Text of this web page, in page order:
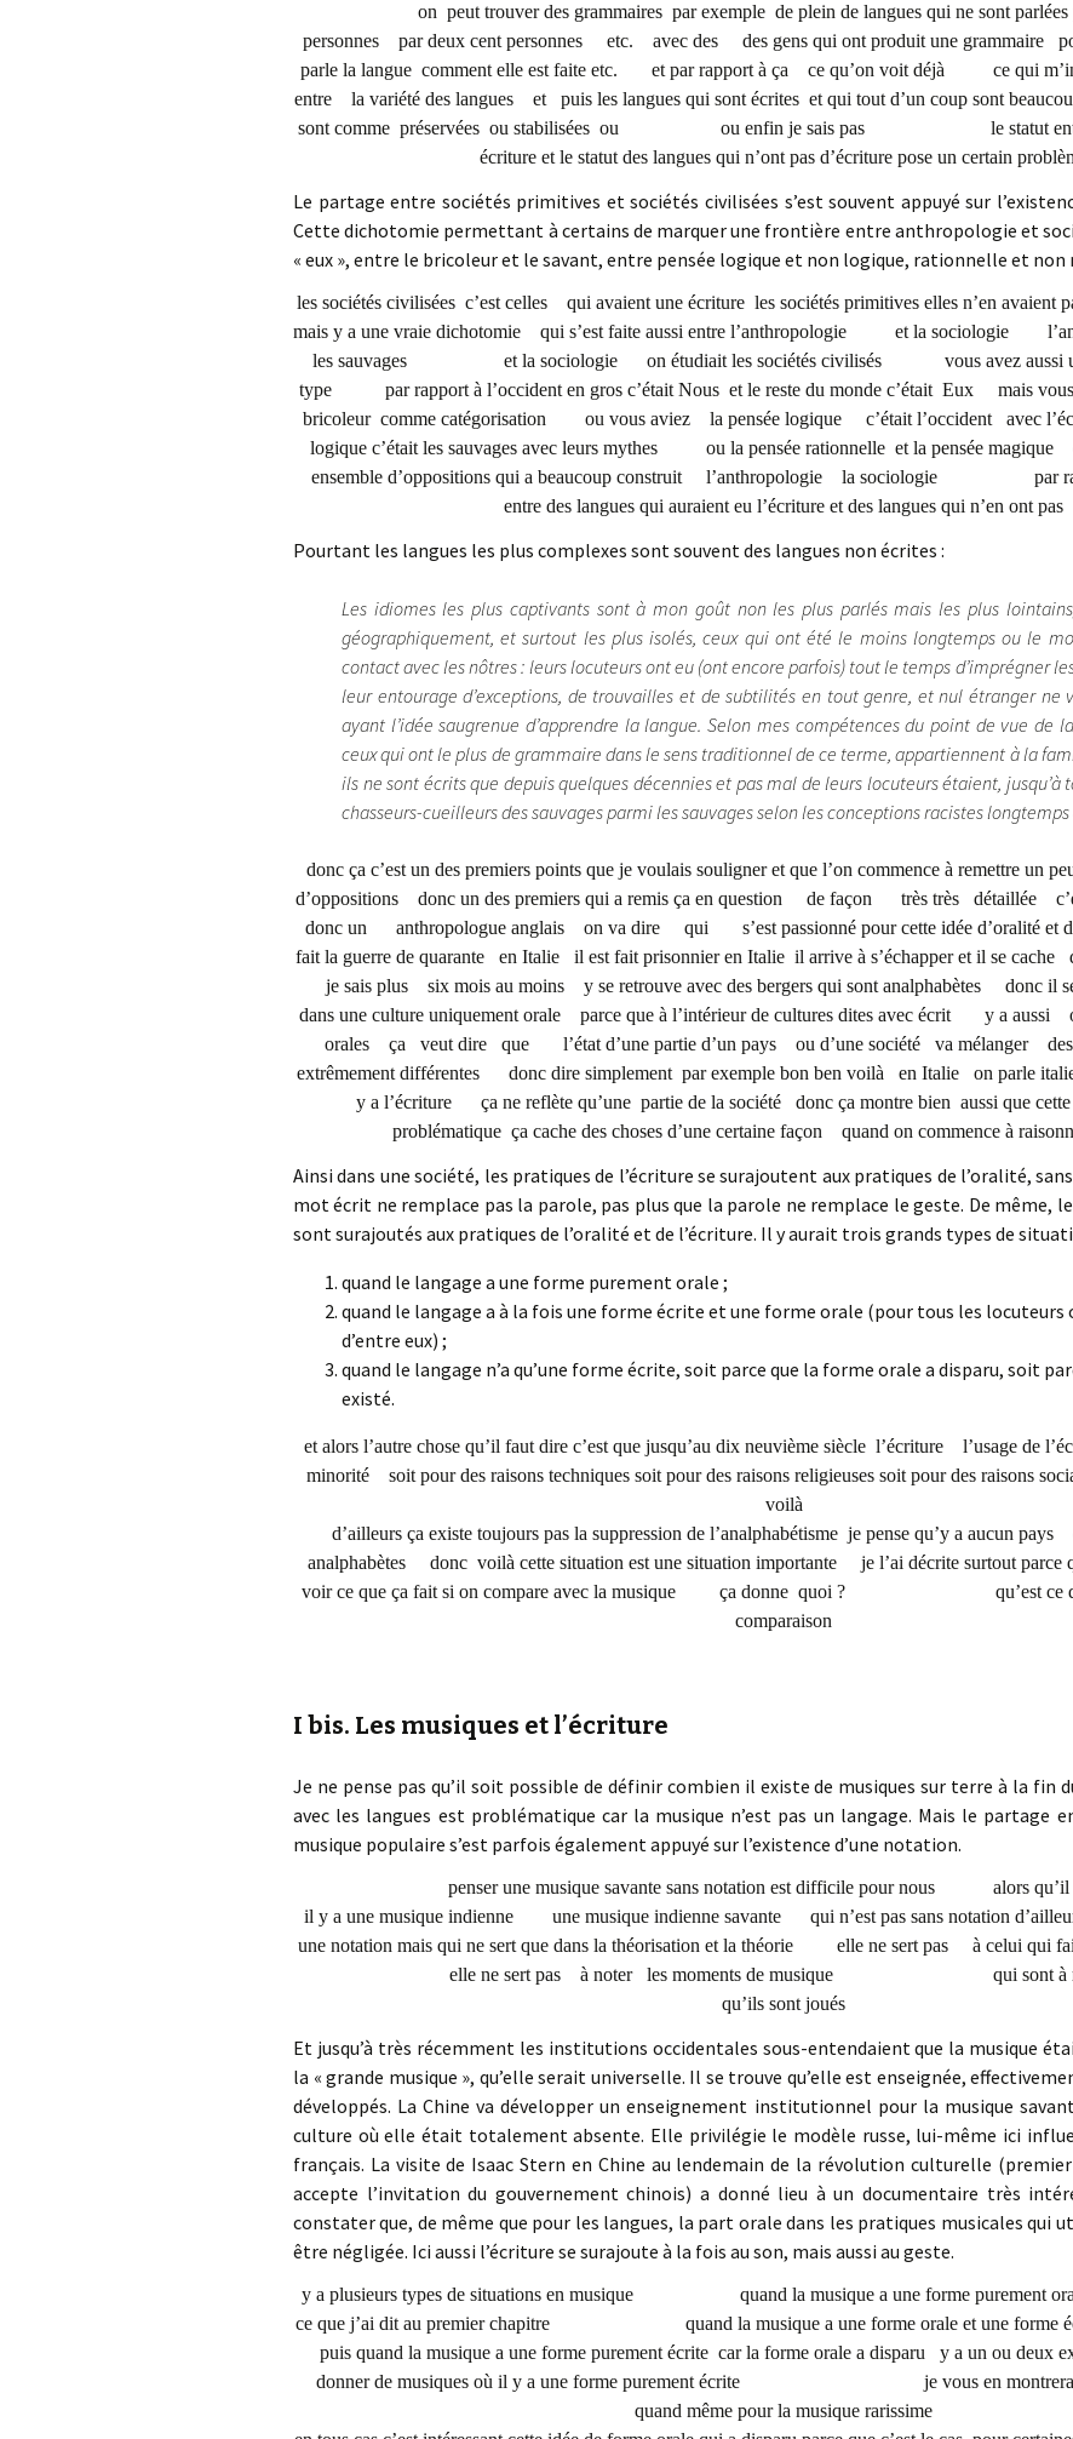
on peut trouver des grammaires par exemple de plein de langues qui ne sont parlées
personnes par deux cent personnes etc. avec des des gens qui ont produit une grammaire
parle la langue comment elle est faite etc. et par rapport à ça ce qu’on voit déjà ce qui
entre la variété des langues et puis les langues qui sont écrites et qui tout d’un coup sont
sont comme préservées ou stabilisées ou ou enfin je sais pas le statut entre
écriture et le statut des langues qui n’ont pas d’écriture pose un certain
Le partage entre sociétés primitives et sociétés civilisées s’est souvent appuyé sur
Cette dichotomie permettant à certains de marquer une frontière entre anthropologie et
« eux », entre le bricoleur et le savant, entre pensée logique et non logique, rationnelle et
les sociétés civilisées c’est celles qui avaient une écriture les sociétés primitives elles n’en avaient
mais y a une vraie dichotomie qui s’est faite aussi entre l’anthropologie et la sociologie
les sauvages et la sociologie on étudiait les sociétés civilisés vous avez aussi une
type par rapport à l’occident en gros c’était Nous et le reste du monde c’était Eux mais vous
bricoleur comme catégorisation ou vous aviez la pensée logique c’était l’occident avec
logique c’était les sauvages avec leurs mythes ou la pensée rationnelle et la pensée
ensemble d’oppositions qui a beaucoup construit l’anthropologie la sociologie par
entre des langues qui auraient eu l’écriture et des langues qui n’en ont pas
Pourtant les langues les plus complexes sont souvent des langues non écrites :
Les idiomes les plus captivants sont à mon goût non les plus parlés mais les plus
géographiquement, et surtout les plus isolés, ceux qui ont été le moins longtemps ou le
contact avec les nôtres : leurs locuteurs ont eu (ont encore parfois) tout le temps d’imprégner
leur entourage d’exceptions, de trouvailles et de subtilités en tout genre, et nul étranger ne
ayant l’idée saugrenue d’apprendre la langue. Selon mes compétences du point de vue de
ceux qui ont le plus de grammaire dans le sens traditionnel de ce terme, appartiennent à la
ils ne sont écrits que depuis quelques décennies et pas mal de leurs locuteurs étaient, jusqu’à
chasseurs-cueilleurs des sauvages parmi les sauvages selon les conceptions racistes
donc ça c’est un des premiers points que je voulais souligner et que l’on commence à remettre
d’oppositions donc un des premiers qui a remis ça en question de façon très très détaillée
donc un anthropologue anglais on va dire qui s’est passionné pour cette idée d’oralité et
fait la guerre de quarante en Italie il est fait prisonnier en Italie il arrive à s’échapper et il se cache
je sais plus six mois au moins y se retrouve avec des bergers qui sont analphabètes donc il
dans une culture uniquement orale parce que à l’intérieur de cultures dites avec écrit y a aussi
orales ça veut dire que l’état d’une partie d’un pays ou d’une société va mélanger des
extrêmement différentes donc dire simplement par exemple bon ben voilà en Italie on parle
y a l’écriture ça ne reflète qu’une partie de la société donc ça montre bien aussi que cette
problématique ça cache des choses d’une certaine façon quand on commence à
Ainsi dans une société, les pratiques de l’écriture se surajoutent aux pratiques de l’oralité,
mot écrit ne remplace pas la parole, pas plus que la parole ne remplace le geste. De même,
sont surajoutés aux pratiques de l’oralité et de l’écriture. Il y aurait trois grands types de
quand le langage a une forme purement orale ;
quand le langage a à la fois une forme écrite et une forme orale (pour tous les locuteurs
d’entre eux) ;
quand le langage n’a qu’une forme écrite, soit parce que la forme orale a disparu, soit
existé.
et alors l’autre chose qu’il faut dire c’est que jusqu’au dix neuvième siècle l’écriture l’usage de
minorité soit pour des raisons techniques soit pour des raisons religieuses soit pour des raisons
voilà
d’ailleurs ça existe toujours pas la suppression de l’analphabétisme je pense qu’y a aucun pays
analphabètes donc voilà cette situation est une situation importante je l’ai décrite surtout
voir ce que ça fait si on compare avec la musique ça donne quoi ? qu’est ce que
comparaison
I bis. Les musiques et l’écriture
Je ne pense pas qu’il soit possible de définir combien il existe de musiques sur terre à la fin
avec les langues est problématique car la musique n’est pas un langage. Mais le partage
musique populaire s’est parfois également appuyé sur l’existence d’une notation.
penser une musique savante sans notation est difficile pour nous alors qu’il
il y a une musique indienne une musique indienne savante qui n’est pas sans
une notation mais qui ne sert que dans la théorisation et la théorie elle ne sert pas à celui qui
elle ne sert pas à noter les moments de musique qui sont à
qu’ils sont joués
Et jusqu’à très récemment les institutions occidentales sous-entendaient que la musique
la « grande musique », qu’elle serait universelle. Il se trouve qu’elle est enseignée,
développés. La Chine va développer un enseignement institutionnel pour la musique
culture où elle était totalement absente. Elle privilégie le modèle russe, lui-même ici
français. La visite de Isaac Stern en Chine au lendemain de la révolution culturelle
accepte l’invitation du gouvernement chinois) a donné lieu à un documentaire très
constater que, de même que pour les langues, la part orale dans les pratiques musicales qui
être négligée. Ici aussi l’écriture se surajoute à la fois au son, mais aussi au geste.
y a plusieurs types de situations en musique quand la musique a une forme
ce que j’ai dit au premier chapitre quand la musique a une forme orale
puis quand la musique a une forme purement écrite car la forme orale a disparu y a un ou deux
donner de musiques où il y a une forme purement écrite je vous en montrerai un
quand même pour la musique rarissime